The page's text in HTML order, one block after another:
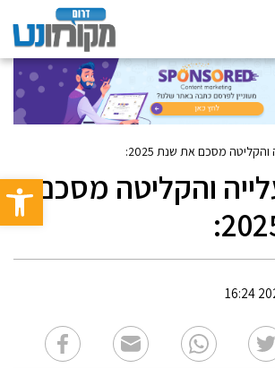
פתח
מסכם את שנת 2025:
והקליטה מסכם